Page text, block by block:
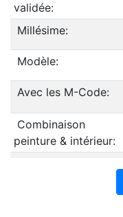
validée:
Millésime:
Modèle:
Avec les M-Code:
Combinaison
peinture & intérieur: